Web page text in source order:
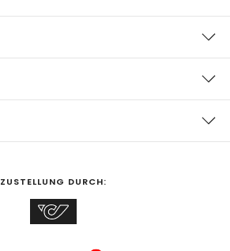
ZUSTELLUNG DURCH: